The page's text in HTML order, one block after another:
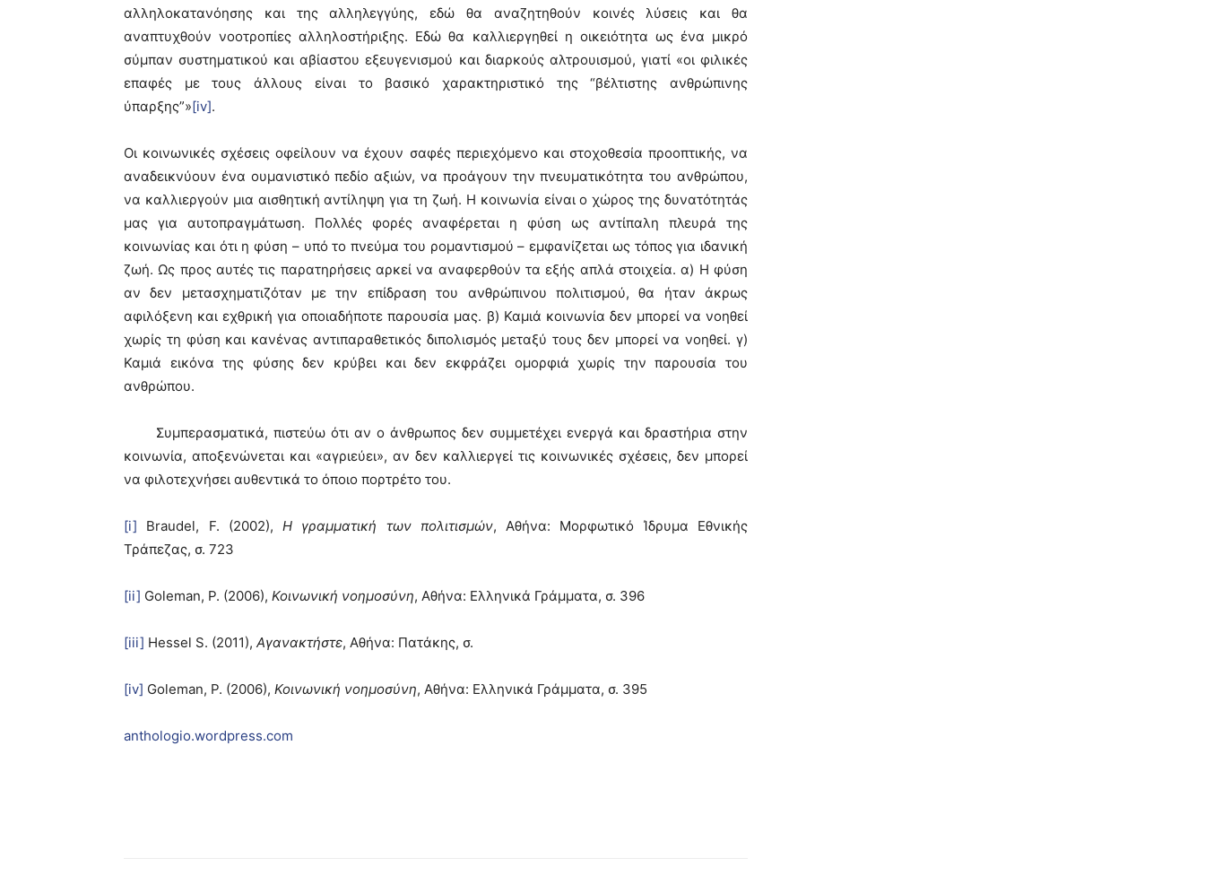
αλληλοκατανόησης και της αλληλεγγύης, εδώ θα αναζητηθούν κοινές λύσεις και θα
αναπτυχθούν νοοτροπίες αλληλοστήριξης. Εδώ θα καλλιεργηθεί η οικειότητα ως ένα μικρό
σύμπαν συστηματικού και αβίαστου εξευγενισμού και διαρκούς αλτρουισμού, γιατί «οι φιλικές
επαφές με τους άλλους είναι το βασικό χαρακτηριστικό της “βέλτιστης ανθρώπινης
ύπαρξης”»[iv].
Οι κοινωνικές σχέσεις οφείλουν να έχουν σαφές περιεχόμενο και στοχοθεσία προοπτικής, να
αναδεικνύουν ένα ουμανιστικό πεδίο αξιών, να προάγουν την πνευματικότητα του ανθρώπου,
να καλλιεργούν μια αισθητική αντίληψη για τη ζωή. Η κοινωνία είναι ο χώρος της δυνατότητάς
μας για αυτοπραγμάτωση. Πολλές φορές αναφέρεται η φύση ως αντίπαλη πλευρά της
κοινωνίας και ότι η φύση – υπό το πνεύμα του ρομαντισμού – εμφανίζεται ως τόπος για ιδανική
ζωή. Ως προς αυτές τις παρατηρήσεις αρκεί να αναφερθούν τα εξής απλά στοιχεία. α) Η φύση
αν δεν μετασχηματιζόταν με την επίδραση του ανθρώπινου πολιτισμού, θα ήταν άκρως
αφιλόξενη και εχθρική για οποιαδήποτε παρουσία μας. β) Καμιά κοινωνία δεν μπορεί να νοηθεί
χωρίς τη φύση και κανένας αντιπαραθετικός διπολισμός μεταξύ τους δεν μπορεί να νοηθεί. γ)
Καμιά εικόνα της φύσης δεν κρύβει και δεν εκφράζει ομορφιά χωρίς την παρουσία του
ανθρώπου.
Συμπερασματικά, πιστεύω ότι αν ο άνθρωπος δεν συμμετέχει ενεργά και δραστήρια στην
κοινωνία, αποξενώνεται και «αγριεύει», αν δεν καλλιεργεί τις κοινωνικές σχέσεις, δεν μπορεί
να φιλοτεχνήσει αυθεντικά το όποιο πορτρέτο του.
[i] Braudel, F. (2002),Η γραμματική των πολιτισμών, Αθήνα: Μορφωτικό Ίδρυμα Εθνικής
Τράπεζας, σ. 723
[ii] Goleman, P. (2006), Κοινωνική νοημοσύνη, Αθήνα: Ελληνικά Γράμματα, σ. 396
[iii] Hessel S. (2011), Αγανακτήστε, Αθήνα: Πατάκης, σ.
[iv] Goleman, P. (2006), Κοινωνική νοημοσύνη, Αθήνα: Ελληνικά Γράμματα, σ. 395
anthologio.wordpress.com